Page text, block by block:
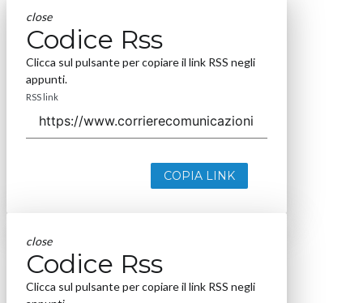
close
Codice Rss
Clicca sul pulsante per copiare il link RSS negli
appunti.
RSS link
COPIA LINK
close
Codice Rss
Clicca sul pulsante per copiare il link RSS negli